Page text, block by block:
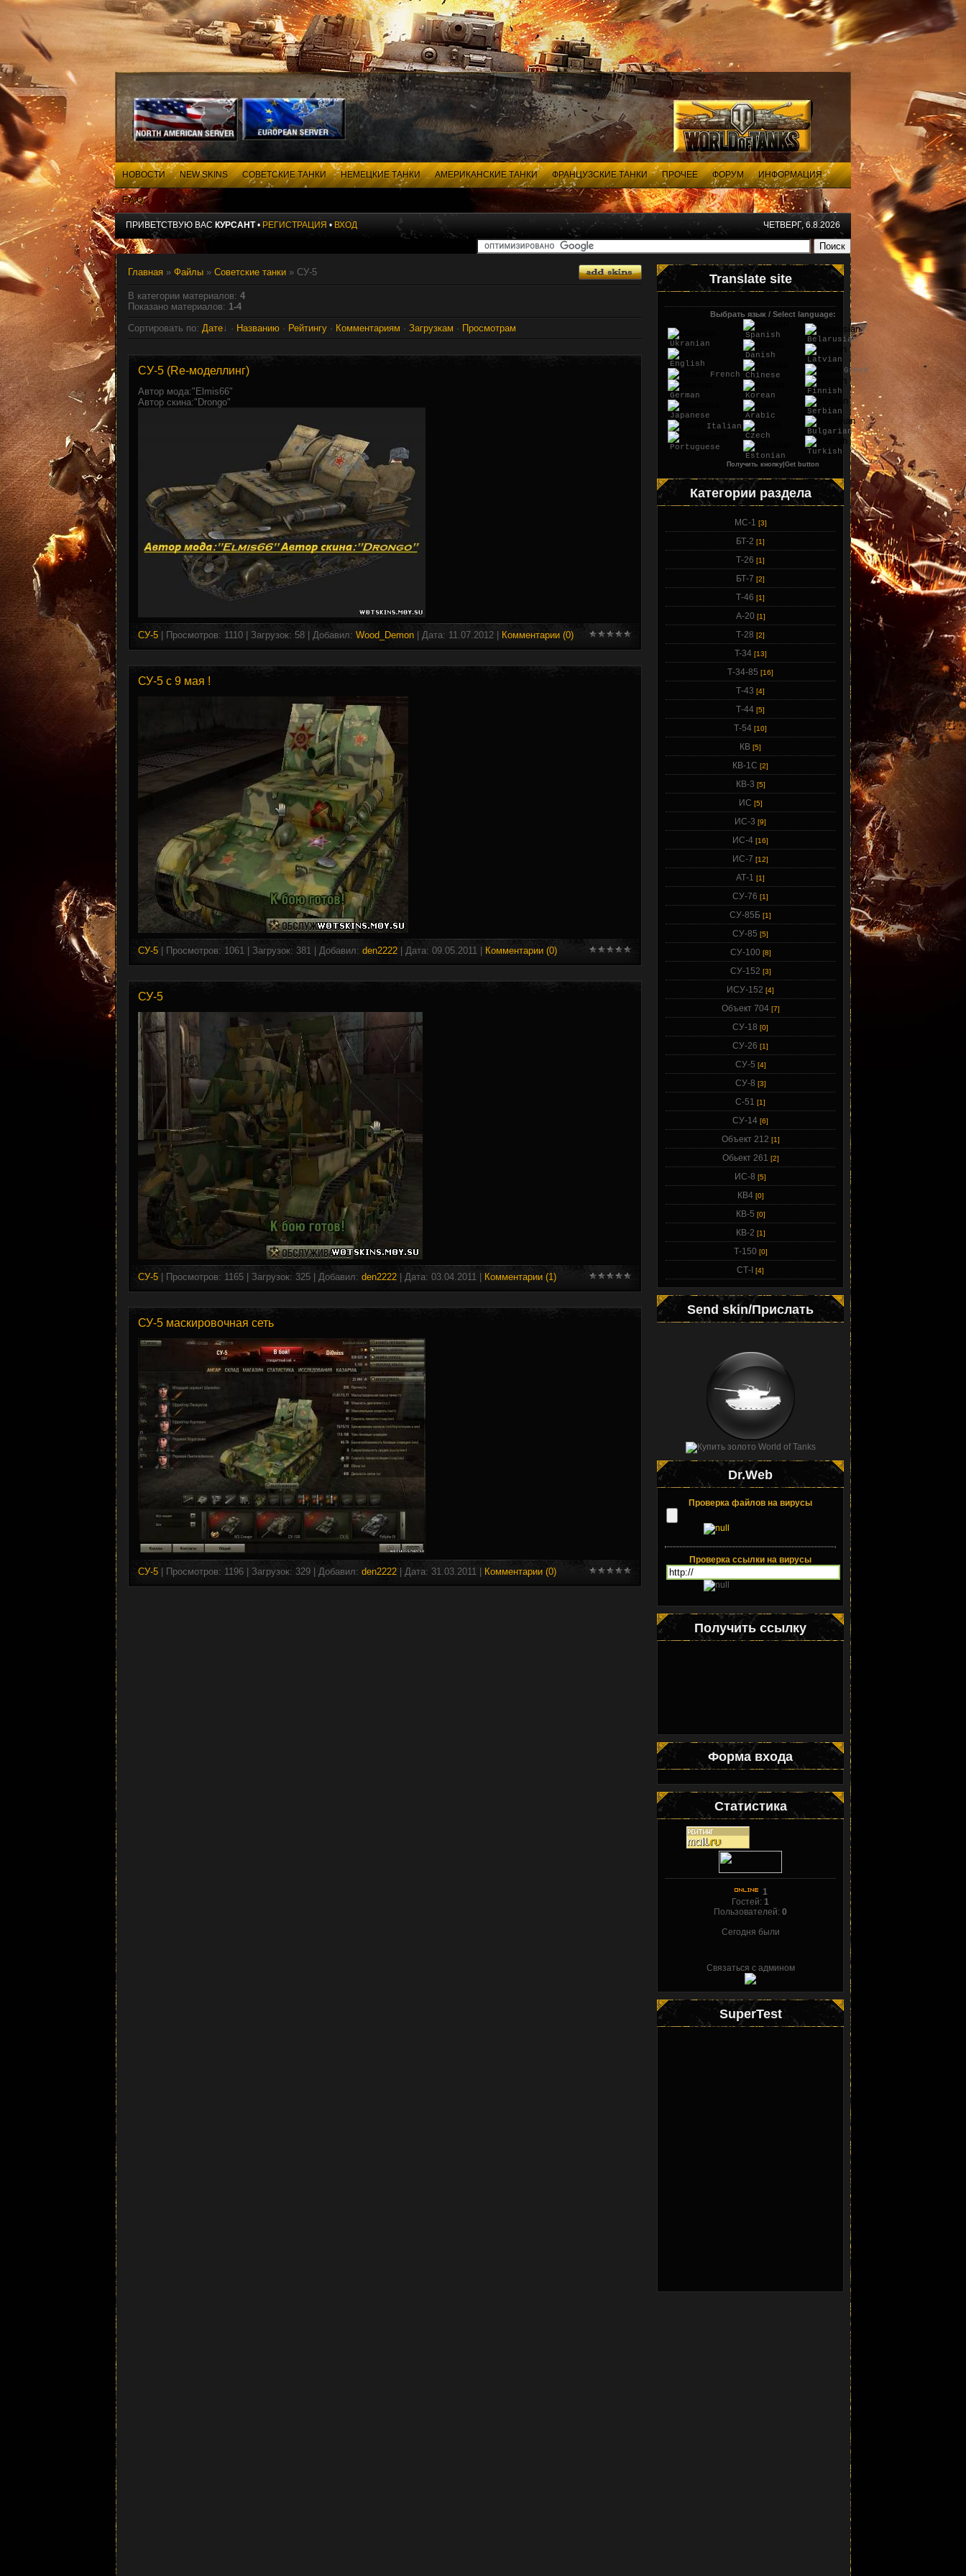
НОВОСТИ NEW SKINS СОВЕТСКИЕ ТАНКИ НЕМЕЦКИЕ ТАНКИ АМЕРИКАНСКИЕ ТАНКИ ФРАНЦУЗСКИЕ ТАНКИ ПРОЧЕЕ ФОРУМ ИНФОРМАЦИЯ
F.A.Q
ПРИВЕТСТВУЮ ВАС КУРСАНТ• РЕГИСТРАЦИЯ • ВХОД ЧЕТВЕРГ, 6.8.2026
Главная » Файлы » Советские танки » СУ-5
В категории материалов: 4
Показано материалов: 1-4
Сортировать по: Дате · Названию · Рейтингу · Комментариям · Загрузкам · Просмотрам
CУ-5 (Re-моделлинг)
Автор мода:"Elmis66"
Автор скина:"Drongo"
СУ-5 | Просмотров: 1110 | Загрузок: 58 | Добавил: Wood_Demon | Дата: 11.07.2012 | Комментарии (0)
СУ-5 с 9 мая !
СУ-5 | Просмотров: 1061 | Загрузок: 381 | Добавил: den2222 | Дата: 09.05.2011 | Комментарии (0)
СУ-5
СУ-5 | Просмотров: 1165 | Загрузок: 325 | Добавил: den2222 | Дата: 03.04.2011 | Комментарии (1)
СУ-5 маскировочная сеть
СУ-5 | Просмотров: 1196 | Загрузок: 329 | Добавил: den2222 | Дата: 31.03.2011 | Комментарии (0)
Translate site
Выбрать язык / Select language:
Ukranian
English
French
German
Japanese
Italian
Portuguese
Spanish
Danish
Chinese
Korean
Arabic
Czech
Estonian
Belarusian
Latvian
Greek
Finnish
Serbian
Bulgarian
Turkish
Получить кнопку|Get button
Категории раздела
МС-1 [3]
БТ-2 [1]
Т-26 [1]
БТ-7 [2]
Т-46 [1]
А-20 [1]
Т-28 [2]
T-34 [13]
Т-34-85 [16]
Т-43 [4]
Т-44 [5]
Т-54 [10]
КВ [5]
КВ-1С [2]
КВ-3 [5]
ИС [5]
ИС-3 [9]
ИС-4 [16]
ИС-7 [12]
АТ-1 [1]
СУ-76 [1]
СУ-85Б [1]
СУ-85 [5]
СУ-100 [8]
СУ-152 [3]
ИСУ-152 [4]
Объект 704 [7]
СУ-18 [0]
СУ-26 [1]
СУ-5 [4]
СУ-8 [3]
С-51 [1]
СУ-14 [6]
Объект 212 [1]
Обьект 261 [2]
ИС-8 [5]
КВ4 [0]
КВ-5 [0]
КВ-2 [1]
Т-150 [0]
СТ-I [4]
Send skin/Прислать
Dr.Web
Проверка файлов на вирусы
Проверка ссылки на вирусы
Получить ссылку
Форма входа
Статистика
1
Гостей: 1
Пользователей: 0
Сегодня были
Связаться с админом
SuperTest